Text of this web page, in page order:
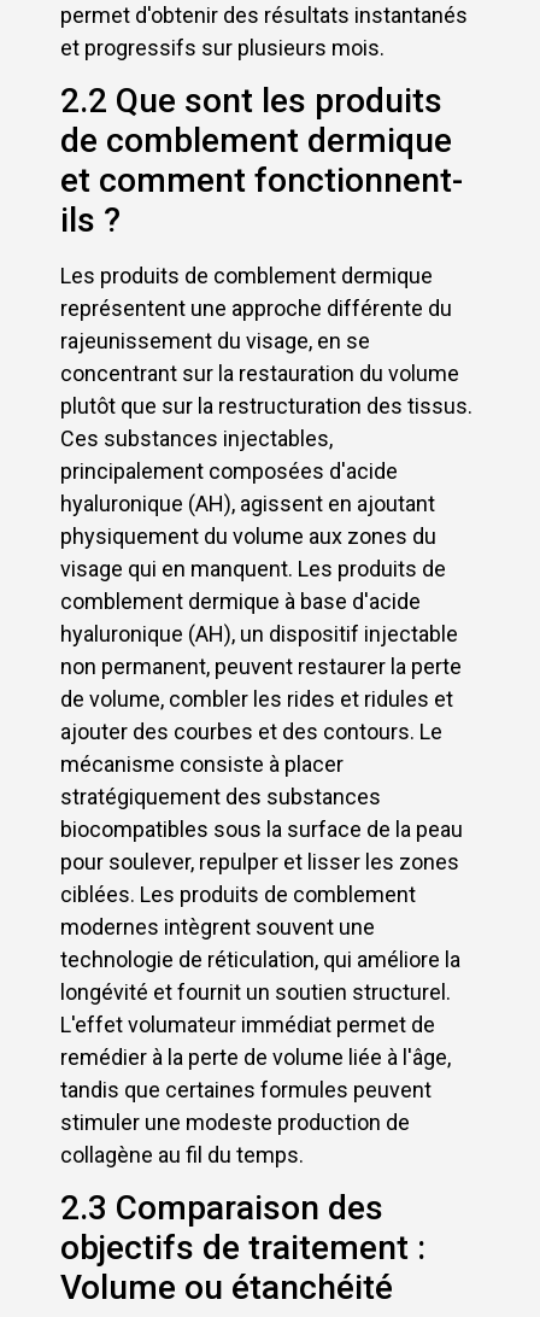
permet d'obtenir des résultats instantanés
et progressifs sur plusieurs mois.
2.2 Que sont les produits
de comblement dermique
et comment fonctionnent-
ils ?
Les produits de comblement dermique
représentent une approche différente du
rajeunissement du visage, en se
concentrant sur la restauration du volume
plutôt que sur la restructuration des tissus.
Ces substances injectables,
principalement composées d'acide
hyaluronique (AH), agissent en ajoutant
physiquement du volume aux zones du
visage qui en manquent. Les produits de
comblement dermique à base d'acide
hyaluronique (AH), un dispositif injectable
non permanent, peuvent restaurer la perte
de volume, combler les rides et ridules et
ajouter des courbes et des contours. Le
mécanisme consiste à placer
stratégiquement des substances
biocompatibles sous la surface de la peau
pour soulever, repulper et lisser les zones
ciblées. Les produits de comblement
modernes intègrent souvent une
technologie de réticulation, qui améliore la
longévité et fournit un soutien structurel.
L'effet volumateur immédiat permet de
remédier à la perte de volume liée à l'âge,
tandis que certaines formules peuvent
stimuler une modeste production de
collagène au fil du temps.
2.3 Comparaison des
objectifs de traitement :
Volume ou étanchéité